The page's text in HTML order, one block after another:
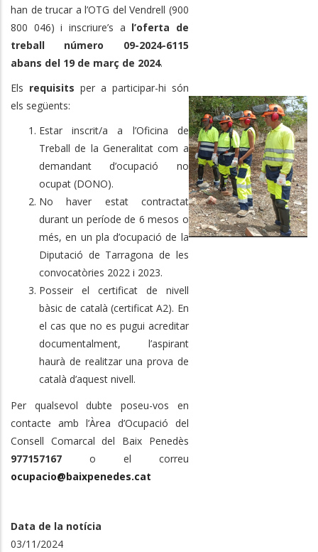
han de trucar a l’OTG del Vendrell (900
800 046) i inscriure’s a l’oferta de
treball número 09-2024-6115
abans del 19 de març de 2024.
Els requisits per a participar-hi són
els següents:
Estar inscrit/a a l’Oficina de
Treball de la Generalitat com a
demandant d’ocupació no
ocupat (DONO).
No haver estat contractat
durant un període de 6 mesos o
més, en un pla d’ocupació de la
Diputació de Tarragona de les
convocatòries 2022 i 2023.
Posseir el certificat de nivell
bàsic de català (certificat A2). En
el cas que no es pugui acreditar
documentalment, l’aspirant
haurà de realitzar una prova de
català d’aquest nivell.
Per qualsevol dubte poseu-vos en
contacte amb l’Àrea d’Ocupació del
Consell Comarcal del Baix Penedès
977157167 o el correu
ocupacio@baixpenedes.cat
Data de la notícia
03/11/2024